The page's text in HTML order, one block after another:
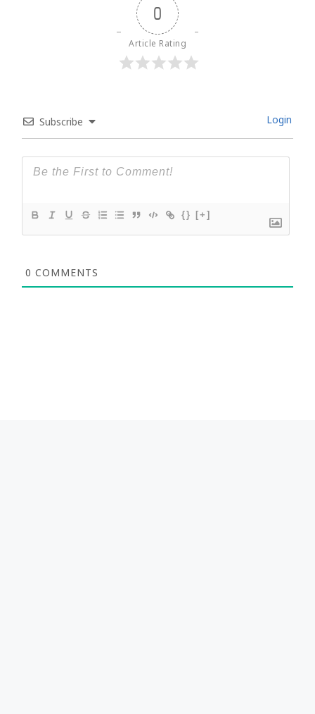
0
Article Rating
Subscribe Login
{} [+]
0 COMMENTS